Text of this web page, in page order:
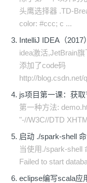
头鹰选择器 .TD-
color: #ccc; c ...
IntelliJ IDEA（2017
idea激活,JetBrain
添加了code码
http://blog.csdn.net/
js项目第一课：获
第一种方法:
"-//W3C//DTD
启动 ./spark-shell
当使用./spark-shell
Failed to start
eclipse编写scala应